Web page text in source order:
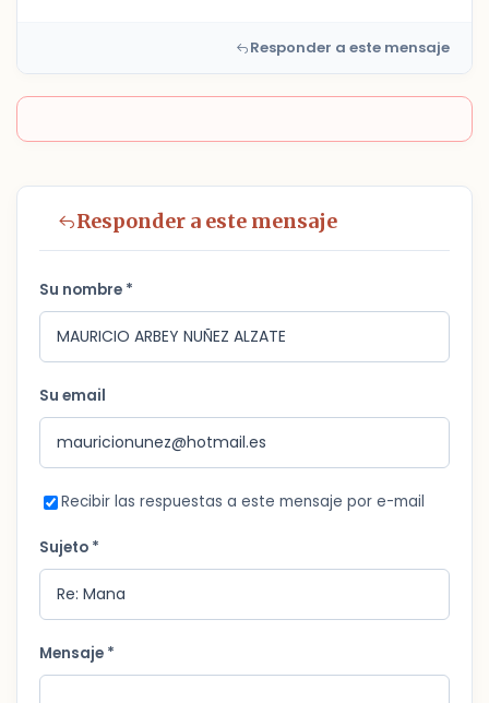
Responder a este mensaje
Responder a este mensaje
Su nombre *
Su email
Recibir las respuestas a este mensaje por e-mail
Sujeto *
Mensaje *